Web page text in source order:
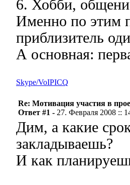
6. Хобби,
Именно по этим
приблизитель
А основная:
Skype/VoIPICQ
Re: Мотивация участия в
Ответ #1 - 27. Февраля 2008 ::
Дим, а какие
закладываешь?
И как